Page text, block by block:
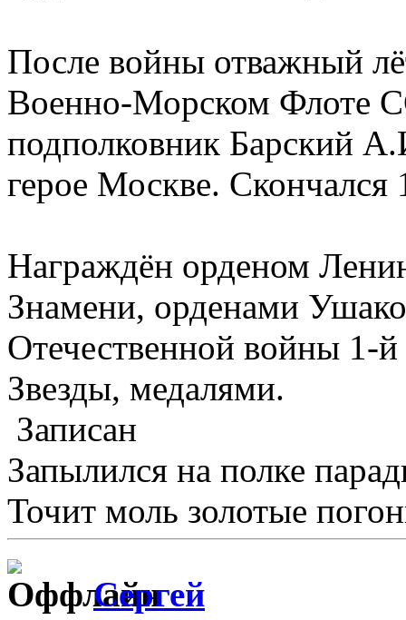
После войны отважный
Военно-Морском Флоте
подполковник Барский
герое Москве. Скончался
Награждён орденом
Знамени, орденами
Отечественной войны 1-
Звезды, медалями.
Записан
Запылился на полке
Точит моль золотые
Сергей